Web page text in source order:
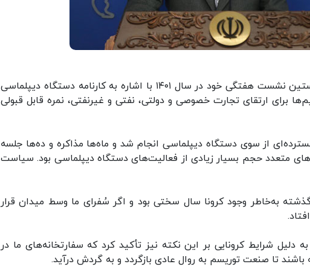
ایرنا:‌ سعید خطیب‌زاده صبح روز دوشنبه در نخستین نشست هفتگی خود در سال ۱۴۰۱ با اشاره به کارنامه دستگاه دیپلماسی
برای ارتقای تجارت خصوصی و دولتی، نفتی و غیرنفتی، نمره قابل قبولی
از سوی دستگاه دیپلماسی انجام شد و ماه‌ها مذاکره و ده‌ها جلسه
متعدد حجم بسیار زیادی از فعالیت‌های دستگاه دیپلماسی بود. سیاست
به‌خاطر وجود کرونا سال سختی بود و اگر سُفرای ما وسط میدان قرار
دلیل شرایط کرونایی بر این نکته نیز تأکید کرد که سفارتخانه‌های ما در
تا صنعت توریسم به روال عادی بازگردد و به گردش درآید.